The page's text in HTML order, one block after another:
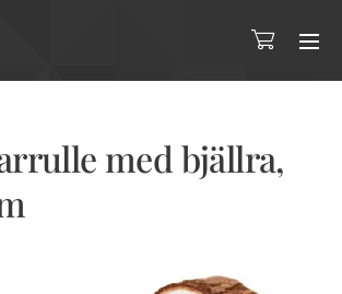
med bjällra,